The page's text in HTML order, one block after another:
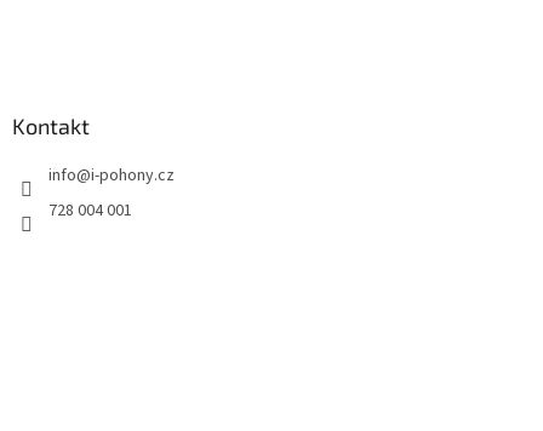
Kontakt
info@i-pohony.cz
728 004 001